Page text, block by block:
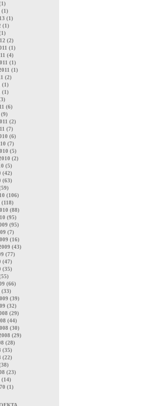
(1)
(1)
(1)
(2)
(1)
(4)
(1)
(1)
(2)
(1)
(1)
(6)
(2)
(7)
(6)
(7)
(5)
(2)
(5)
(42)
(63)
(106)
(88)
(95)
(95)
(7)
(16)
(43)
(77)
(47)
(35)
(66)
(33)
(39)
(32)
(29)
(44)
(30)
(29)
(28)
(35)
(22)
(23)
(14)
(1)